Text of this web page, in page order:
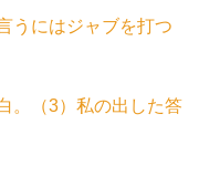
うにはジャブを打つ
。（3）私の出した答